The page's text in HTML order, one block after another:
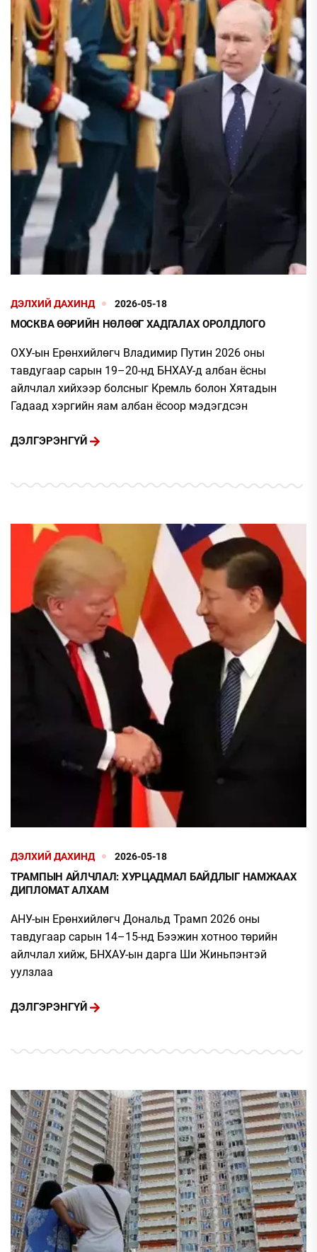
ДЭЛХИЙ ДАХИНД 2026-05-18
МОСКВА ӨӨРИЙН НӨЛӨӨГ ХАДГАЛАХ ОРОЛДЛОГО
ОХУ-ын Ерөнхийлөгч Владимир Путин 2026 оны
тавдугаар сарын 19–20-нд БНХАУ-д албан ёсны
айлчлал хийхээр болсныг Кремль болон Хятадын
Гадаад хэргийн яам албан ёсоор мэдэгдсэн
ДЭЛГЭРЭНГҮЙ
ДЭЛХИЙ ДАХИНД 2026-05-18
ТРАМПЫН АЙЛЧЛАЛ: ХУРЦАДМАЛ БАЙДЛЫГ НАМЖААХ
ДИПЛОМАТ АЛХАМ
АНУ-ын Ерөнхийлөгч Дональд Трамп 2026 оны
тавдугаар сарын 14–15-нд Бээжин хотноо төрийн
айлчлал хийж, БНХАУ-ын дарга Ши Жиньпэнтэй
уулзлаа
ДЭЛГЭРЭНГҮЙ